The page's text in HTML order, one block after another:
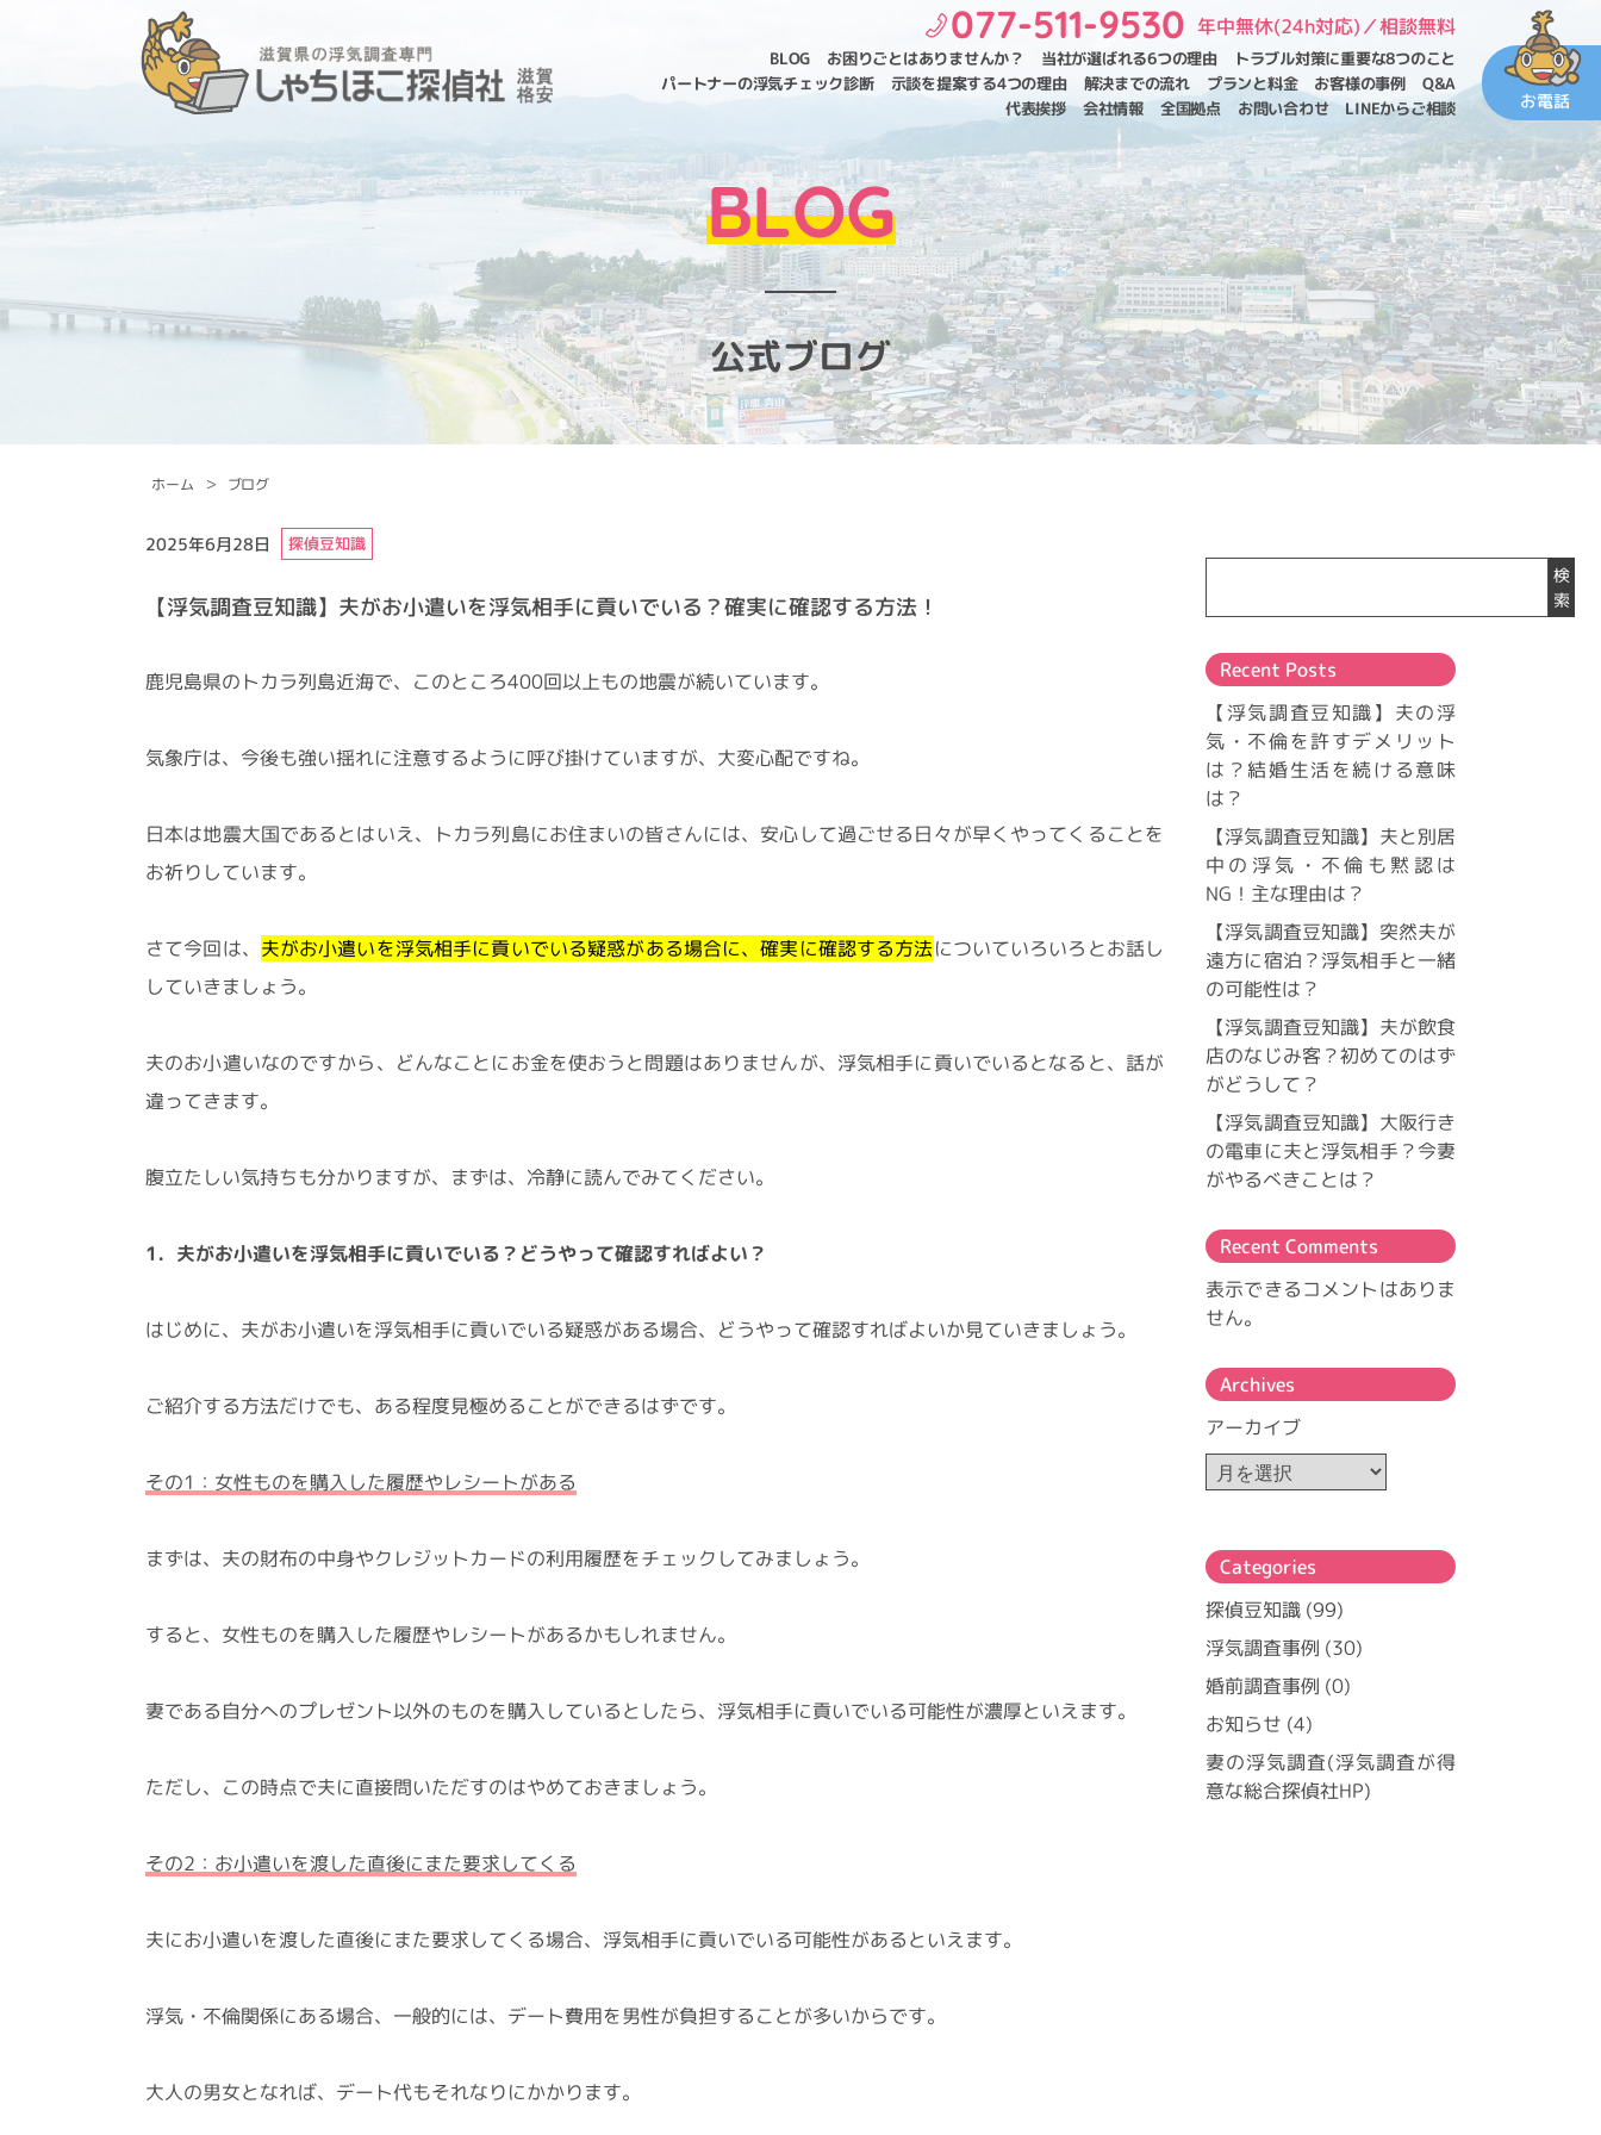
お電話
077-511-9530 年中無休(24h対応)／相談無料
BLOG お困りごとはありませんか？ 当社が選ばれる6つの理由 トラブル対策に重要な8つのこと
パートナーの浮気チェック診断
示談を提案する4つの理由 解決までの流れ プランと料金 お客様の事例
Q&A
代表挨拶
会社情報 全国拠点 お問い合わせ LINEからご相談
BLOG
公式ブログ
ホーム ブログ
2025年6月28日 探偵豆知識
【浮気調査豆知識】夫がお小遣いを浮気相手に貢いでいる？確実に確認する方法！
鹿児島県のトカラ列島近海で、このところ400回以上もの地震が続いています。
気象庁は、今後も強い揺れに注意するように呼び掛けていますが、大変心配ですね。
日本は地震大国であるとはいえ、トカラ列島にお住まいの皆さんには、安心して過ごせる日々が早くやってくることを
お祈りしています。
さて今回は、 夫がお小遣いを浮気相手に貢いでいる疑惑がある場合に、確実に確認する方法についていろいろとお話し
していきましょう。
夫のお小遣いなのですから、どんなことにお金を使おうと問題はありませんが、浮気相手に貢いでいるとなると、話が
違ってきます。
腹立たしい気持ちも分かりますが、まずは、冷静に読んでみてください。
1．夫がお小遣いを浮気相手に貢いでいる？どうやって確認すればよい？
はじめに、夫がお小遣いを浮気相手に貢いでいる疑惑がある場合、どうやって確認すればよいか見ていきましょう。
ご紹介する方法だけでも、ある程度見極めることができるはずです。
その1：女性ものを購入した履歴やレシートがある
まずは、夫の財布の中身やクレジットカードの利用履歴をチェックしてみましょう。
すると、女性ものを購入した履歴やレシートがあるかもしれません。
妻である自分へのプレゼント以外のものを購入しているとしたら、浮気相手に貢いでいる可能性が濃厚といえます。
ただし、この時点で夫に直接問いただすのはやめておきましょう。
その2：お小遣いを渡した直後にまた要求してくる
夫にお小遣いを渡した直後にまた要求してくる場合、浮気相手に貢いでいる可能性があるといえます。
浮気・不倫関係にある場合、一般的には、デート費用を男性が負担することが多いからです。
大人の男女となれば、デート代もそれなりにかかります。
検
索
Recent Posts
【浮気調査豆知識】夫の浮
気・不倫を許すデメリット
は？結婚生活を続ける意味
は？
【浮気調査豆知識】夫と別居
中の浮気・不倫も黙認は
NG！主な理由は？
【浮気調査豆知識】突然夫が
遠方に宿泊？浮気相手と一緒
の可能性は？
【浮気調査豆知識】夫が飲食
店のなじみ客？初めてのはず
がどうして？
【浮気調査豆知識】大阪行き
の電車に夫と浮気相手？今妻
がやるべきことは？
Recent Comments
表示できるコメントはありま
せん。
Archives
アーカイブ
Categories
探偵豆知識 (99)
浮気調査事例 (30)
婚前調査事例 (0)
お知らせ (4)
妻の浮気調査(浮気調査が得
意な総合探偵社HP)